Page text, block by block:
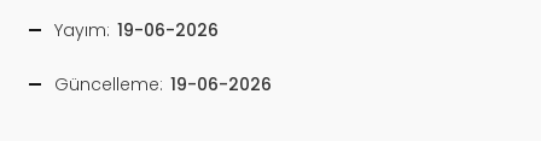
Yayım: 19-06-2026
Güncelleme: 19-06-2026